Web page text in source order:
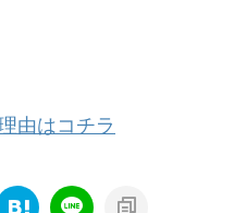
由はコチラ